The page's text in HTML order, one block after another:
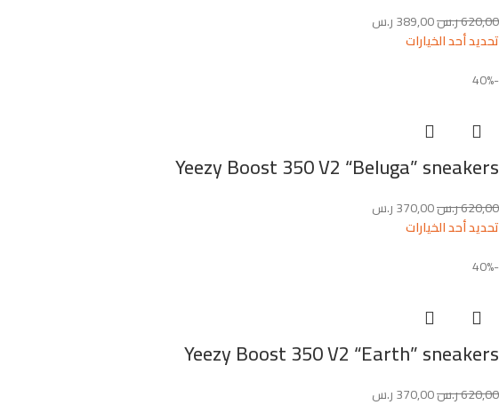
620,00ر.س389,00ر.س
تحديد أحد الخيارات
-40%
Yeezy Boost 350 V2 “Beluga” sneakers
620,00ر.س370,00ر.س
تحديد أحد الخيارات
-40%
Yeezy Boost 350 V2 “Earth” sneakers
620,00ر.س370,00ر.س